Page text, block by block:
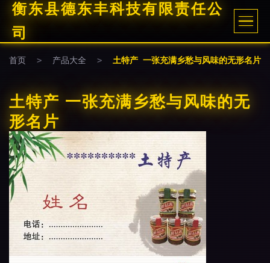
衡东县德东丰科技有限责任公
司
首页 > 产品大全 > 土特产 一张充满乡愁与风味的无形名片
土特产 一张充满乡愁与风味的无
形名片